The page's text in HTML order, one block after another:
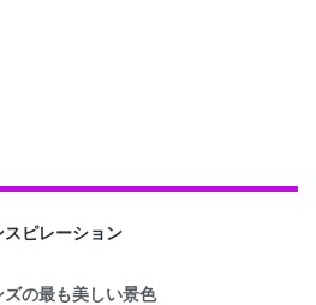
スピレーション
ズの最も美しい景色